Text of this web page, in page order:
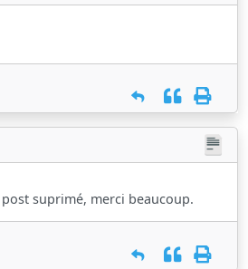
suprimé, merci beaucoup.